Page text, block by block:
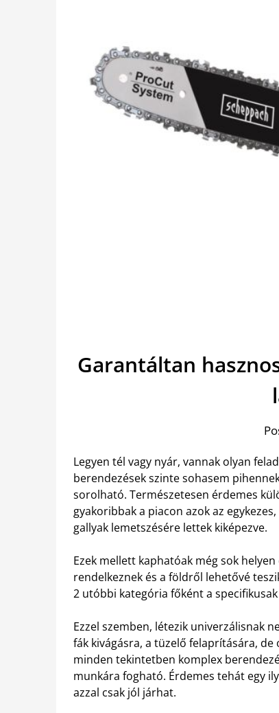
Garantáltan
Legyen tél vagy nyár, vannak olyan
berendezések szinte sohasem
sorolható. Természetesen érdemes
gyakoribbak a piacon azok az
gallyak lemetszésére lettek kiképezve.
Ezek mellett kaphatóak még sok
rendelkeznek és a földről lehetővé
2 utóbbi kategória főként a
Ezzel szemben, létezik univerzálisnak
fák kivágásra, a tüzelő felaprítására,
minden tekintetben komplex
munkára fogható. Érdemes tehát egy
azzal csak jól járhat.